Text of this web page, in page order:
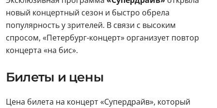
новый концертный сезон и быстро обрела
популярность у зрителей. В связи с высоким
спросом, «Петербург-концерт» организует повтор
концерта «на бис».
Билеты и цены
Цена билета на концерт «Супердрайв», который